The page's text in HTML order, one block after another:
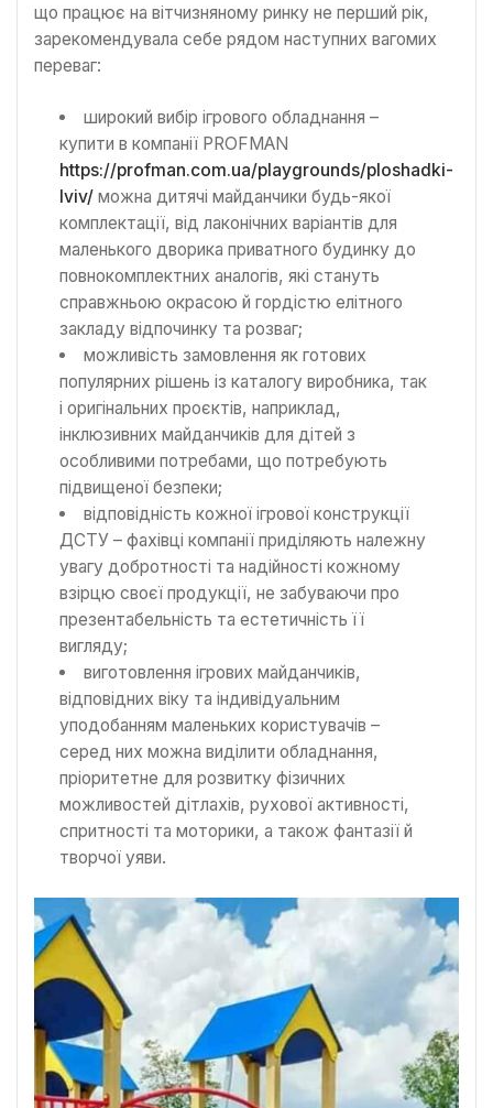
що працює на вітчизняному ринку не перший рік,
зарекомендувала себе рядом наступних вагомих
переваг:
широкий вибір ігрового обладнання –
купити в компанії PROFMAN
https://profman.com.ua/playgrounds/ploshadki-
lviv/ можна дитячі майданчики будь-якої
комплектації, від лаконічних варіантів для
маленького дворика приватного будинку до
повнокомплектних аналогів, які стануть
справжньою окрасою й гордістю елітного
закладу відпочинку та розваг;
можливість замовлення як готових
популярних рішень із каталогу виробника, так
і оригінальних проєктів, наприклад,
інклюзивних майданчиків для дітей з
особливими потребами, що потребують
підвищеної безпеки;
відповідність кожної ігрової конструкції
ДСТУ – фахівці компанії приділяють належну
увагу добротності та надійності кожному
взірцю своєї продукції, не забуваючи про
презентабельність та естетичність її
вигляду;
виготовлення ігрових майданчиків,
відповідних віку та індивідуальним
уподобанням маленьких користувачів –
серед них можна виділити обладнання,
пріоритетне для розвитку фізичних
можливостей дітлахів, рухової активності,
спритності та моторики, а також фантазії й
творчої уяви.